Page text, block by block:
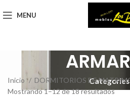
MENU
Categories
Inicio DORMITORIOS DE
Mostrando 1–12 de 18 resultados